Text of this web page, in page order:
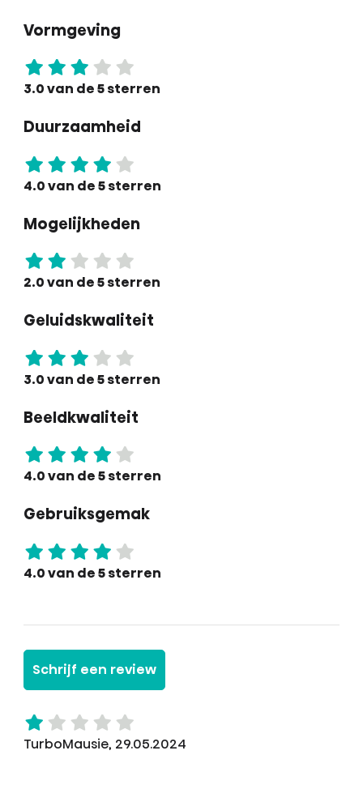
Vormgeving
3.0 van de 5 sterren
Duurzaamheid
4.0 van de 5 sterren
Mogelijkheden
2.0 van de 5 sterren
Geluidskwaliteit
3.0 van de 5 sterren
Beeldkwaliteit
4.0 van de 5 sterren
Gebruiksgemak
4.0 van de 5 sterren
Schrijf een review
TurboMausie, 29.05.2024